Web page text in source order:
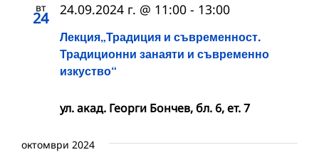
вт
24
Лекция„Традиция и съвременност.
Традиционни занаяти и съвременно
изкуство“
24.09.2024 г. @ 11:00 - 13:00
ул. акад. Георги Бончев, бл. 6, ет. 7
октомври 2024